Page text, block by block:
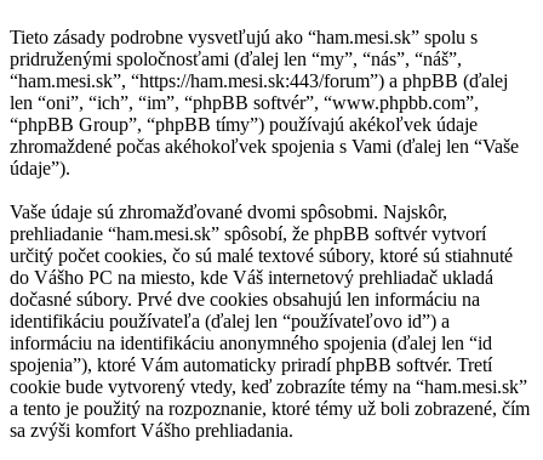
Tieto zásady podrobne vysvetľujú ako “ham.mesi.sk” spolu s
pridruženými spoločnosťami (ďalej len “my”, “nás”, “náš”,
“ham.mesi.sk”, “https://ham.mesi.sk:443/forum”) a phpBB (ďalej
len “oni”, “ich”, “im”, “phpBB softvér”, “www.phpbb.com”,
“phpBB Group”, “phpBB tímy”) používajú akékoľvek údaje
zhromaždené počas akéhokoľvek spojenia s Vami (ďalej len “Vaše
údaje”).
Vaše údaje sú zhromažďované dvomi spôsobmi. Najskôr,
prehliadanie “ham.mesi.sk” spôsobí, že phpBB softvér vytvorí
určitý počet cookies, čo sú malé textové súbory, ktoré sú stiahnuté
do Vášho PC na miesto, kde Váš internetový prehliadač ukladá
dočasné súbory. Prvé dve cookies obsahujú len informáciu na
identifikáciu používateľa (ďalej len “používateľovo id”) a
informáciu na identifikáciu anonymného spojenia (ďalej len “id
spojenia”), ktoré Vám automaticky priradí phpBB softvér. Tretí
cookie bude vytvorený vtedy, keď zobrazíte témy na “ham.mesi.sk”
a tento je použitý na rozpoznanie, ktoré témy už boli zobrazené, čím
sa zvýši komfort Vášho prehliadania.